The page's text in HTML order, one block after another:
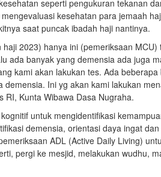
seperti pengukuran tekanan
kesehatan para jemaah
saat puncak ibadah haji nantinya.
2023) hanya ini (pemeriksaan
ada banyak yang demensia ada juga
kami akan lakukan tes. Ada
Ini yg akan kami lakukan
RI, Kunta Wibawa Dasa Nugraha.
untuk mengidentifikasi
demensia, orientasi daya ingat
ADL (Active Daily Living)
pergi ke mesjid, melakukan wudhu,